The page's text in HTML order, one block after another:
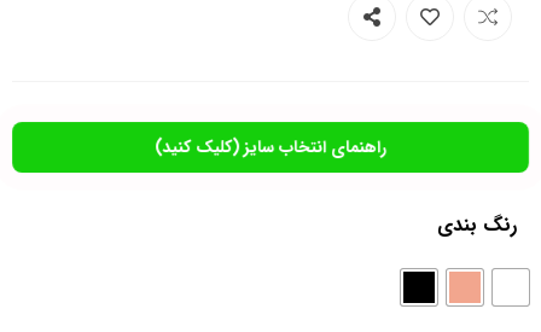
راهنمای انتخاب سایز (کلیک کنید)
رنگ بندی